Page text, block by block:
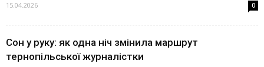
15.04.2026 0
Сон у руку: як одна ніч змінила маршрут
тернопільської журналістки